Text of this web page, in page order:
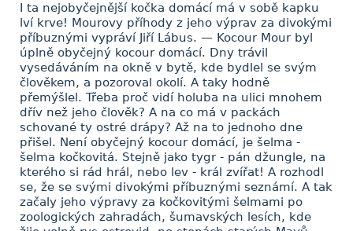
I ta nejobyčejnější kočka domácí má v sobě kapku
lví krve! Mourovy příhody z jeho výprav za divokými
příbuznými vypráví Jiří Lábus. — Kocour Mour byl
úplně obyčejný kocour domácí. Dny trávil
vysedáváním na okně v bytě, kde bydlel se svým
člověkem, a pozoroval okolí. A taky hodně
přemýšlel. Třeba proč vidí holuba na ulici mnohem
dřív než jeho člověk? A na co má v packách
schované ty ostré drápy? Až na to jednoho dne
přišel. Není obyčejný kocour domácí, je šelma -
šelma kočkovitá. Stejně jako tygr - pán džungle, na
kterého si rád hrál, nebo lev - král zvířat! A rozhodl
se, že se svými divokými příbuznými seznámí. A tak
začaly jeho výpravy za kočkovitými šelmami po
zoologických zahradách, šumavských lesích, kde